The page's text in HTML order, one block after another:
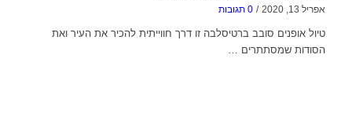
אפריל 13, 2020 / 0 תגובות
טיול אופנים סובב ברטיסלבה זו דרך חווייתית להכיר את העיר ואת
הסודות שמסתתרים …